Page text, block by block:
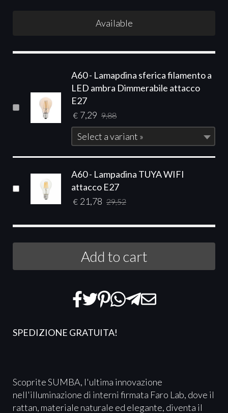
Available
A60 - Lamapdina sferica filamento a
LED ambra Dimmerabile attacco
E27
€ 7,29 9,88
Select a variant »
A60 - Lampadina TUYA WIFI
attacco E27
€ 21,78 29,52
Add to cart
SPEDIZIONE GRATUITA!
Scoprite SUMBA, l'ultima innovazione
nell'illuminazione di interni firmata Faro Lab, dove il
rattan, materiale naturale ed elegante, diventa il